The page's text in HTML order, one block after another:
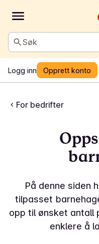
Søk
Logg inn Opprett konto
For bedrifter
På denne siden
tilpasset
opp til ønsket antall
enklere å